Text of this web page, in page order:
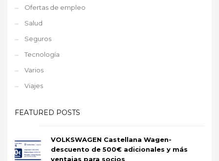
Ofertas de empleo
Salud
Seguros
Tecnología
Varios
Viajes
FEATURED POSTS
VOLKSWAGEN Castellana Wagen-
descuento de 500€ adicionales y más
ventajas para socios